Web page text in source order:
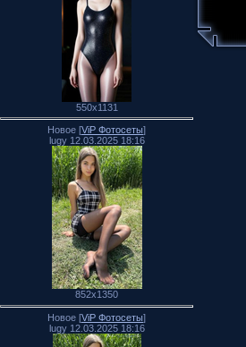
550x1131
Новое [ViP Фотосеты]
lugy 12.03.2025 18:16
852x1350
Новое [ViP Фотосеты]
lugy 12.03.2025 18:16